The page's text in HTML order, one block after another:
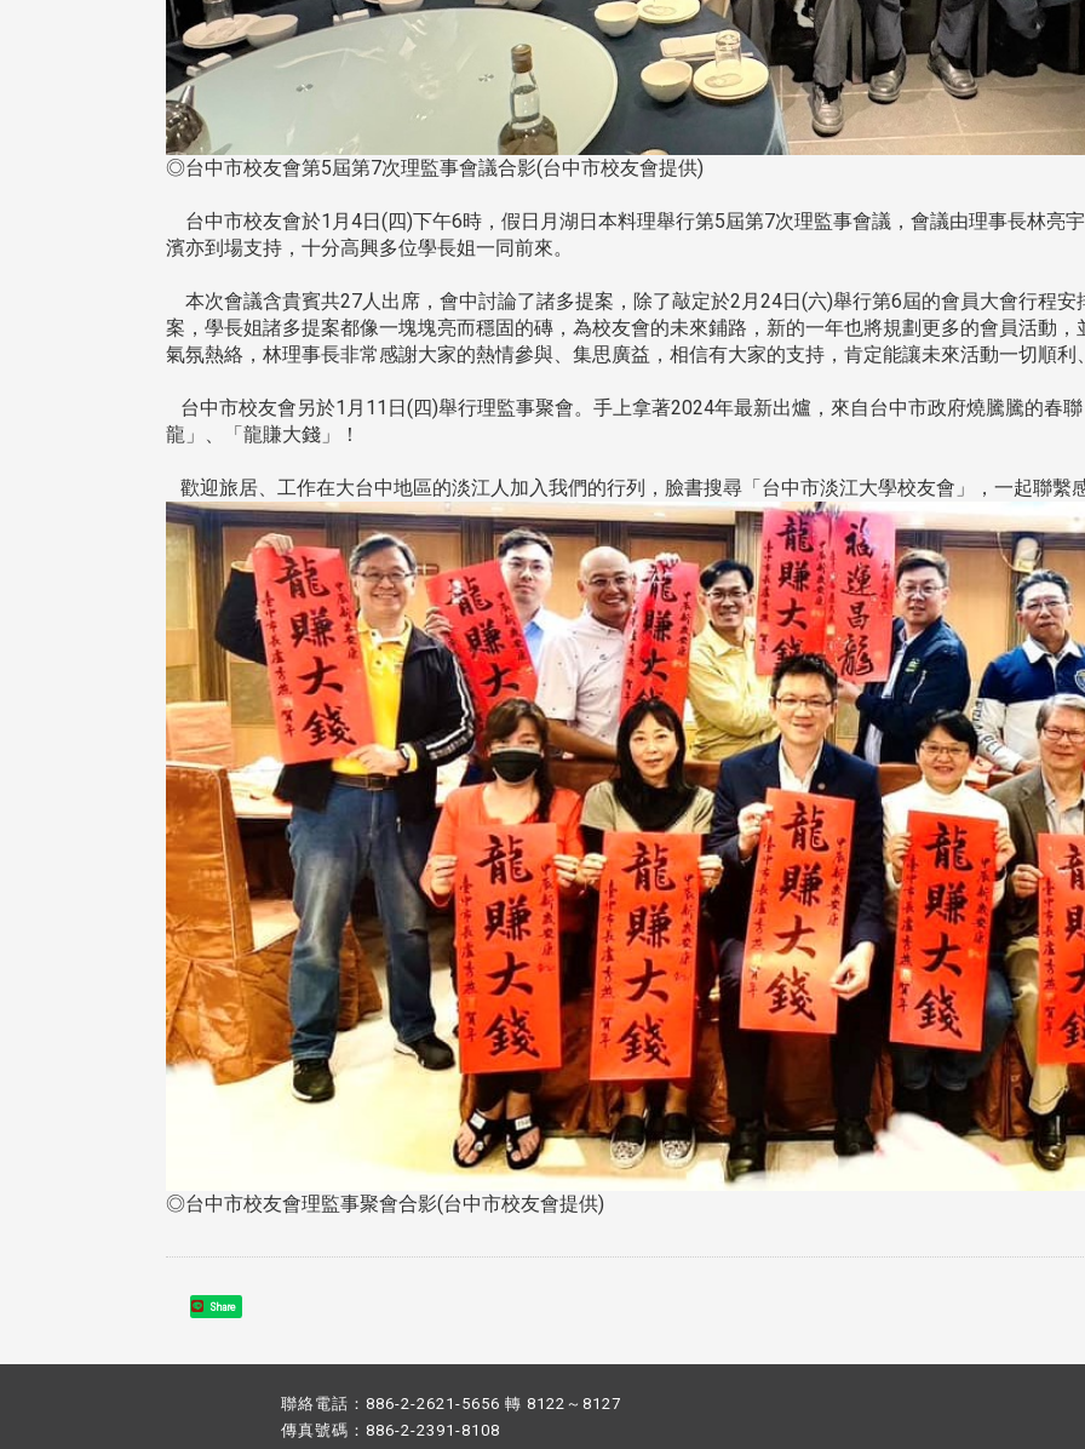
◎台中市校友會第5屆第7次理監事會議合影(台中市校友會提供)
台中市校友會於1月4日(四)下午6時，假日月湖日本料理舉行第5屆第7次理監事會議，會議由理事長林亮
濱亦到場支持，十分高興多位學長姐一同前來。
本次會議含貴賓共27人出席，會中討論了諸多提案，除了敲定於2月24日(六)舉行第6屆的會員大會行程
案，學長姐諸多提案都像一塊塊亮而穩固的磚，為校友會的未來鋪路，新的一年也將規劃更多的會員活動
氣氛熱絡，林理事長非常感謝大家的熱情參與、集思廣益，相信有大家的支持，肯定能讓未來活動一切順利
台中市校友會另於1月11日(四)舉行理監事聚會。手上拿著2024年最新出爐，來自台中市政府燒騰騰的春
龍」、「龍賺大錢」！
歡迎旅居、工作在大台中地區的淡江人加入我們的行列，臉書搜尋「台中市淡江大學校友會」，一起聯繫
◎台中市校友會理監事聚會合影(台中市校友會提供)
Share
聯絡電話：886-2-2621-5656 轉 8122～8127
傳真號碼：886-2-2391-8108